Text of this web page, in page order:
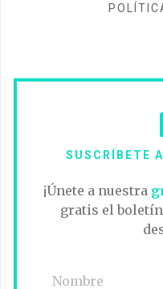
SUSCRÍBETE
¡Únete a nuestra
gratis el